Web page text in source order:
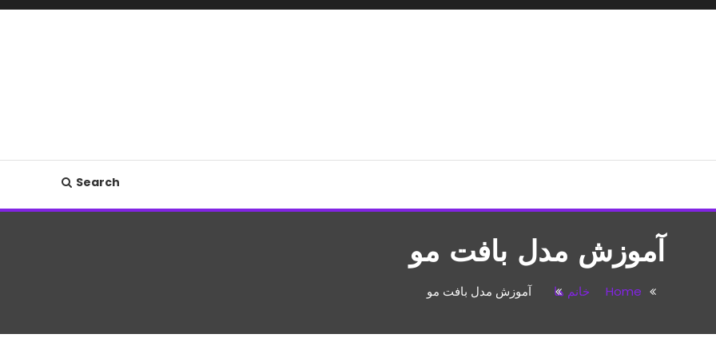
Search
آموزش مدل بافت مو
Home خانم ها آموزش مدل بافت مو